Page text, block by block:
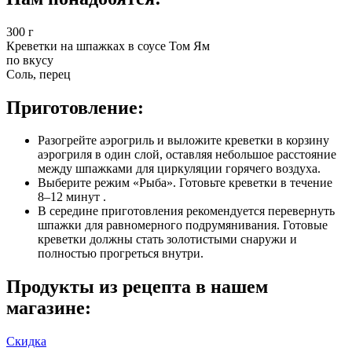
300 г
Креветки на шпажках в соусе Том Ям
по вкусу
Соль, перец
Приготовление:
Разогрейте аэрогриль и выложите креветки в корзину
аэрогриля в один слой, оставляя небольшое расстояние
между шпажками для циркуляции горячего воздуха.
Выберите режим «Рыба». Готовьте креветки в течение
8–12 минут .
В середине приготовления рекомендуется перевернуть
шпажки для равномерного подрумянивания. Готовые
креветки должны стать золотистыми снаружи и
полностью прогреться внутри.
Продукты из рецепта в нашем
магазине:
Скидка